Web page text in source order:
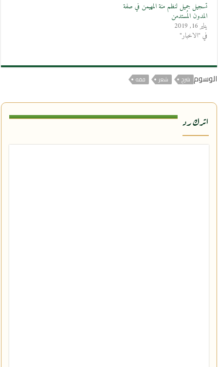
تسجيل جميل لنظم منة المهيمن في صفة
المدون المُستدمن
يناير 16, 2019
في "الاخبار"
الوسوم شرح شعر فقه
اترك رد